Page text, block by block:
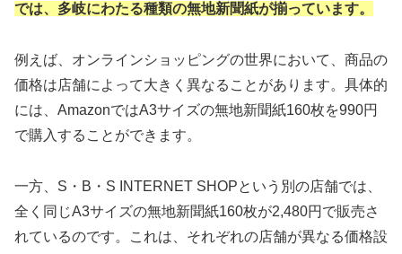
では、多岐にわたる種類の無地新聞紙が揃っています。
例えば、オンラインショッピングの世界において、商品の
価格は店舗によって大きく異なることがあります。具体的
には、AmazonではA3サイズの無地新聞紙160枚を990円
で購入することができます。
一方、S・B・S INTERNET SHOPという別の店舗では、
全く同じA3サイズの無地新聞紙160枚が2,480円で販売さ
れているのです。これは、それぞれの店舗が異なる価格設